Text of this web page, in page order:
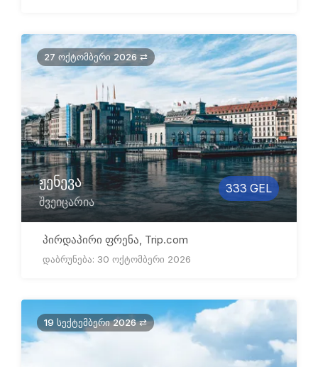
27 ოქტომბერი 2026 ⇄
ჟენევა
შვეიცარია
333 GEL
პირდაპირი ფრენა, Trip.com
დაბრუნება: 30 ოქტომბერი 2026
19 სექტემბერი 2026 ⇄